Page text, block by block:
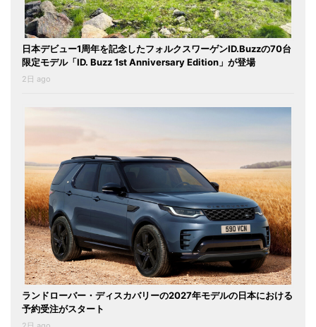
日本デビュー1周年を記念したフォルクスワーゲンID.Buzzの70台
限定モデル「ID. Buzz 1st Anniversary Edition」が登場
2日 ago
ランドローバー・ディスカバリーの2027年モデルの日本における
予約受注がスタート